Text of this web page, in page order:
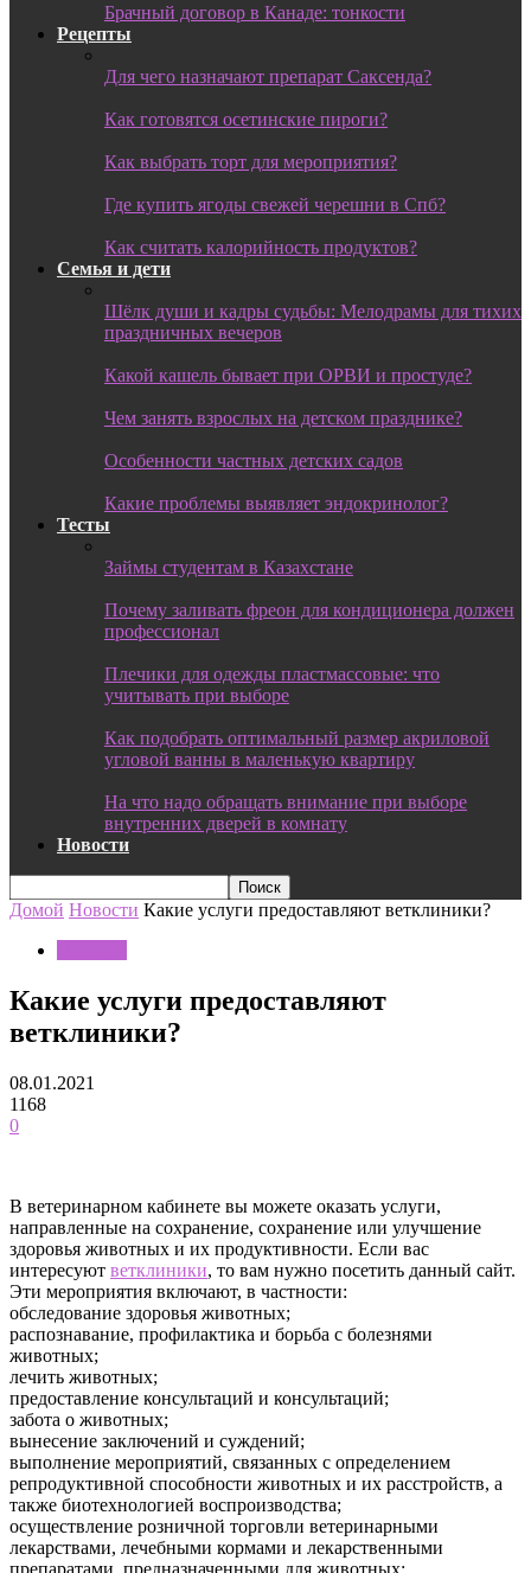
Брачный договор в Канаде: тонкости
Рецепты
Для чего назначают препарат Саксенда?
Как готовятся осетинские пироги?
Как выбрать торт для мероприятия?
Где купить ягоды свежей черешни в Спб?
Как считать калорийность продуктов?
Семья и дети
Шёлк души и кадры судьбы: Мелодрамы для тихих
праздничных вечеров
Какой кашель бывает при ОРВИ и простуде?
Чем занять взрослых на детском празднике?
Особенности частных детских садов
Какие проблемы выявляет эндокринолог?
Тесты
Займы студентам в Казахстане
Почему заливать фреон для кондиционера должен
профессионал
Плечики для одежды пластмассовые: что
учитывать при выборе
Как подобрать оптимальный размер акриловой
угловой ванны в маленькую квартиру
На что надо обращать внимание при выборе
внутренних дверей в комнату
Новости
Домой Новости Какие услуги предоставляют ветклиники?
Какие услуги предоставляют
ветклиники?
08.01.2021
1168
0
В ветеринарном кабинете вы можете оказать услуги,
направленные на сохранение, сохранение или улучшение
здоровья животных и их продуктивности. Если вас
интересуют ветклиники, то вам нужно посетить данный сайт.
Эти мероприятия включают, в частности:
обследование здоровья животных;
распознавание, профилактика и борьба с болезнями
животных;
лечить животных;
предоставление консультаций и консультаций;
забота о животных;
вынесение заключений и суждений;
выполнение мероприятий, связанных с определением
репродуктивной способности животных и их расстройств, а
также биотехнологией воспроизводства;
осуществление розничной торговли ветеринарными
лекарствами, лечебными кормами и лекарственными
препаратами, предназначенными для животных;